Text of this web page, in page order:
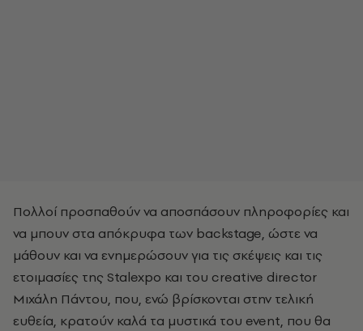
Πολλοί προσπαθούν να αποσπάσουν πληροφορίες και
να μπουν στα απόκρυφα των backstage, ώστε να
μάθουν και να ενημερώσουν για τις σκέψεις και τις
ετοιμασίες της Stalexpo και του creative director
Μιχάλη Πάντου, που, ενώ βρίσκονται στην τελική
ευθεία, κρατούν καλά τα μυστικά του event, που θα